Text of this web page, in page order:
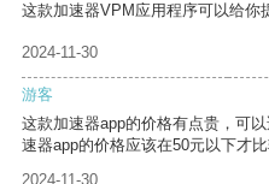
这款加速器VPM应用程序可以给你
2024-11-30
游客
这款加速器app的价格有点贵，可
速器app的价格应该在50元以下才比
2024-11-30